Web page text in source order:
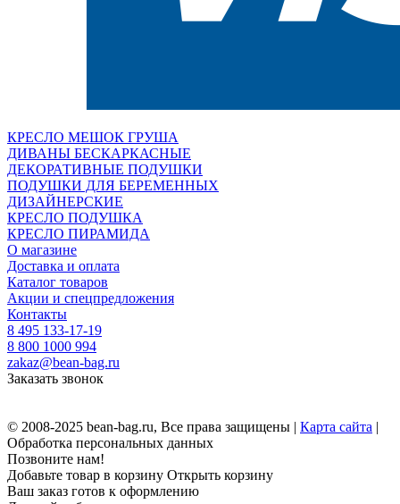
КРЕСЛО МЕШОК ГРУША
ДИВАНЫ БЕСКАРКАСНЫЕ
ДЕКОРАТИВНЫЕ ПОДУШКИ
ПОДУШКИ ДЛЯ БЕРЕМЕННЫХ
ДИЗАЙНЕРСКИЕ
КРЕСЛО ПОДУШКА
КРЕСЛО ПИРАМИДА
О магазине
Доставка и оплата
Каталог товаров
Акции и спецпредложения
Контакты
8 495 133-17-19
8 800 1000 994
zakaz@bean-bag.ru
Заказать звонок
© 2008-2025 bean-bag.ru, Все права защищены | Карта сайта |
Обработка персональных данных
Позвоните нам!
Добавьте товар в корзину Открыть корзину
Ваш заказ готов к оформлению